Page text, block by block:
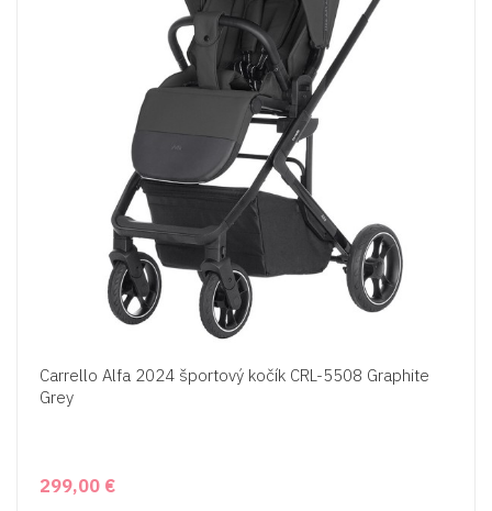
Carrello Alfa 2024 športový kočík CRL-5508 Graphite
Grey
299,00 €